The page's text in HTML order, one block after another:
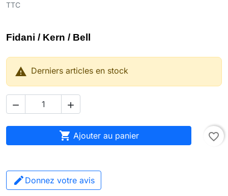
TTC
Fidani / Kern / Bell
 Derniers articles en stock
 
 Ajouter au panier favorite_border
Donnez votre avis